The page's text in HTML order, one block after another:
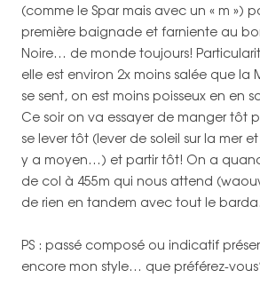
(comme le Spar mais avec un « m »)
première baignade et farniente au
Noire… de monde toujours!
elle est environ 2x moins salée que la
se sent, on est moins poisseux en en
Ce soir on va essayer de manger tôt
se lever tôt (lever de soleil sur la mer
y a moyen…) et partir tôt! On a
de col à 455m qui nous attend
de rien en tandem avec tout le
PS : passé composé ou indicatif
encore mon style… que préférez-